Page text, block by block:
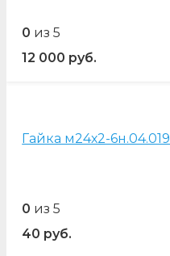
0 из 5
12 000 руб.
Гайка м24х2-6н.04.019
0 из 5
40 руб.